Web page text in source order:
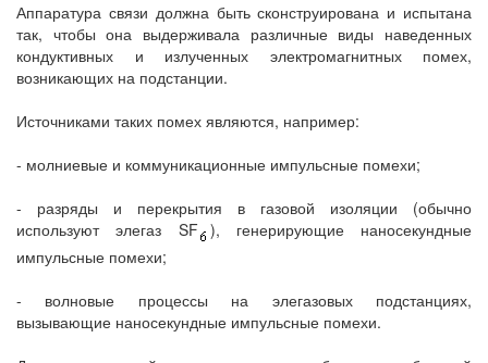
Аппаратура связи должна быть сконструирована и испытана
так, чтобы она выдерживала различные виды наведенных
кондуктивных и излученных электромагнитных помех,
возникающих на подстанции.
Источниками таких помех являются, например:
- молниевые и коммуникационные импульсные помехи;
- разряды и перекрытия в газовой изоляции (обычно
используют элегаз SF ), генерирующие наносекундные
импульсные помехи;
- волновые процессы на элегазовых подстанциях,
вызывающие наносекундные импульсные помехи.